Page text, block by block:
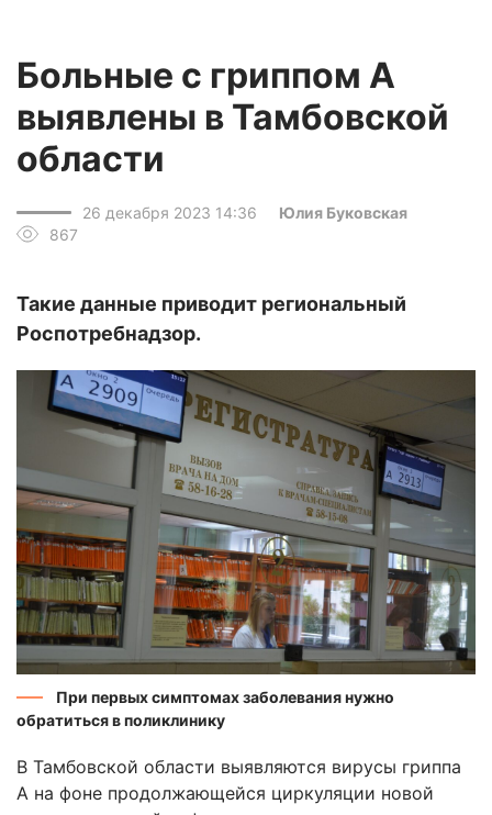
Больные с гриппом А
выявлены в Тамбовской
области
26 декабря 2023 14:36
Юлия Буковская
867
Такие данные приводит региональный
Роспотребнадзор.
При первых симптомах заболевания нужно
обратиться в поликлинику
В Тамбовской области выявляются вирусы гриппа
А на фоне продолжающейся циркуляции новой